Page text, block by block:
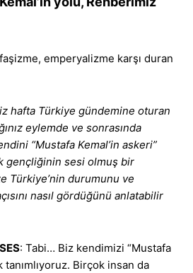
emperyalizme karşı duran
hafta Türkiye gündemine oturan
eylemde ve sonrasında
“Mustafa Kemal’in askeri”
gençliğinin sesi olmuş bir
Türkiye’nin durumunu ve
nasıl gördüğünü anlatabilir
: Tabi… Biz kendimizi “Mustafa
tanımlıyoruz. Birçok insan da